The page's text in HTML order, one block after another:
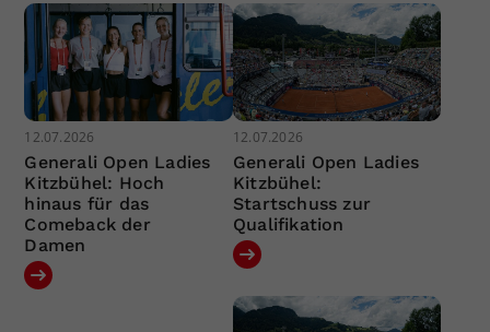
12.07.2026
Generali Open Ladies
Kitzbühel: Hoch
hinaus für das
Comeback der
Damen
12.07.2026
Generali Open Ladies
Kitzbühel:
Startschuss zur
Qualifikation